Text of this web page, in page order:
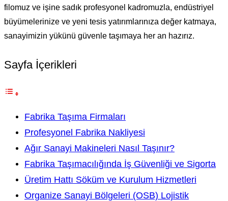
filomuz ve işine sadık profesyonel kadromuzla, endüstriyel
büyümelerinize ve yeni tesis yatırımlarınıza değer katmaya,
sanayimizin yükünü güvenle taşımaya her an hazırız.
Sayfa İçerikleri
Fabrika Taşıma Firmaları
Profesyonel Fabrika Nakliyesi
Ağır Sanayi Makineleri Nasıl Taşınır?
Fabrika Taşımacılığında İş Güvenliği ve Sigorta
Üretim Hattı Söküm ve Kurulum Hizmetleri
Organize Sanayi Bölgeleri (OSB) Lojistik